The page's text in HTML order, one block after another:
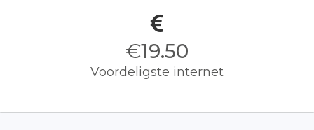
€19.50
Voordeligste internet